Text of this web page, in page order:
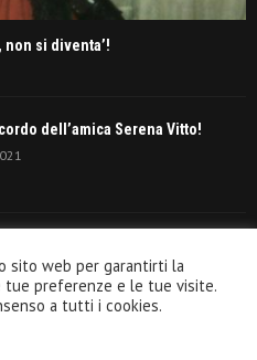
non si diventa’!
dell’amica Serena Vitto!
sito web per garantirti la
tue preferenze e le tue visite.
a tutti i cookies.